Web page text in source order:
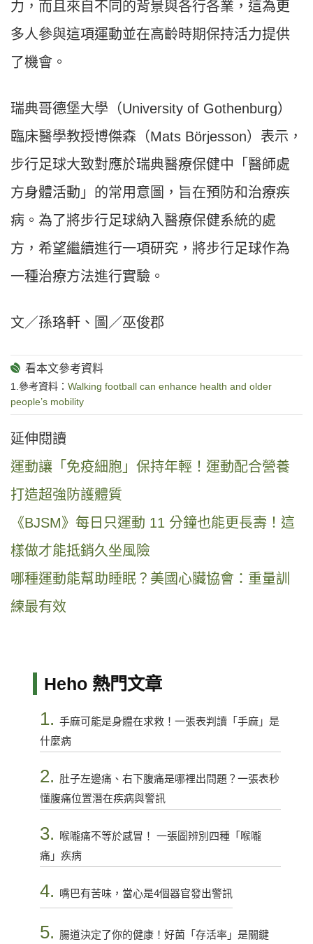
力，而且來自不同的背景與各行各業，這為更
多人參與這項運動並在高齡時期保持活力提供
了機會。
瑞典哥德堡大學（University of Gothenburg）
臨床醫學教授博傑森（Mats Börjesson）表示，
步行足球大致對應於瑞典醫療保健中「醫師處
方身體活動」的常用意圖，旨在預防和治療疾
病。為了將步行足球納入醫療保健系統的處
方，希望繼續進行一項研究，將步行足球作為
一種治療方法進行實驗。
文／孫珞軒、圖／巫俊郡
1.參考資料： Walking football can enhance health and older
people’s mobility
延伸閱讀
運動讓「免疫細胞」保持年輕！運動配合營養
打造超強防護體質
《BJSM》每日只運動 11 分鐘也能更長壽！這
樣做才能抵銷久坐風險
哪種運動能幫助睡眠？美國心臟協會：重量訓
練最有效
Heho 熱門文章
1. 手麻可能是身體在求救！一張表判讀「手麻」是
什麼病
2. 肚子左邊痛、右下腹痛是哪裡出問題？一張表秒
懂腹痛位置潛在疾病與警訊
3.
喉嚨痛不等於感冒！ 一張圖辨別四種「喉嚨
痛」疾病
4. 嘴巴有苦味，當心是4個器官發出警訊
5. 腸道決定了你的健康！好菌「存活率」是關鍵